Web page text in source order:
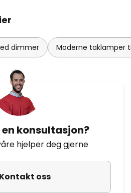
dimmer Moderne taklamper
konsultasjon?
hjelper deg gjerne
Kontakt oss